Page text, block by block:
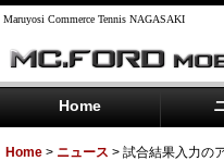
Maruyosi Commerce Tennis NAGASAKI
Home
Home > ニュース > 試合結果入力の